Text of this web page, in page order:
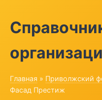
Главная » Приволжский
Фасад Престиж